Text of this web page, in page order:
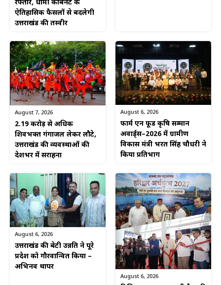
रफ्तार, धामी कैबिनेट के
ऐतिहासिक फैसलों से बदलेगी
उत्तराखंड की तस्वीर
August 7, 2026
2.19 करोड़ से अधिक
शिवभक्त गंगाजल लेकर लौटे,
उत्तराखंड की व्यवस्थाओं की
देशभर में सराहना
August 6, 2026
फार्म एन फूड कृषि सम्मान
अवार्ड्स–2026 में ग्रामीण
विकास मंत्री भरत सिंह चौधरी ने
किया प्रतिभाग
August 6, 2026
उत्तराखंड की बेटी उन्नति ने पूरे
प्रदेश को गौरवान्वित किया –
अभिनव थापर
August 6, 2026